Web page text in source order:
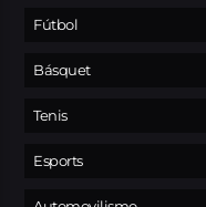
Fútbol
Básquet
Tenis
Esports